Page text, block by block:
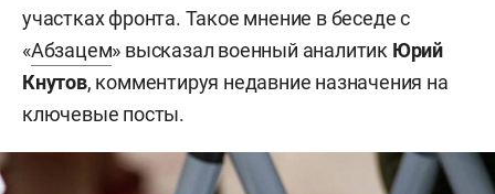
участках фронта. Такое мнение в беседе с
«Абзацем» высказал военный аналитик Юрий
Кнутов, комментируя недавние назначения на
ключевые посты.